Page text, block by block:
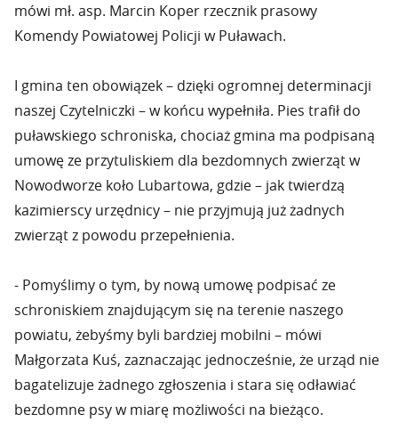
mówi mł. asp. Marcin Koper rzecznik prasowy
Komendy Powiatowej Policji w Puławach.
I gmina ten obowiązek – dzięki ogromnej determinacji
naszej Czytelniczki – w końcu wypełniła. Pies trafił do
puławskiego schroniska, chociaż gmina ma podpisaną
umowę ze przytuliskiem dla bezdomnych zwierząt w
Nowodworze koło Lubartowa, gdzie – jak twierdzą
kazimierscy urzędnicy – nie przyjmują już żadnych
zwierząt z powodu przepełnienia.
- Pomyślimy o tym, by nową umowę podpisać ze
schroniskiem znajdującym się na terenie naszego
powiatu, żebyśmy byli bardziej mobilni – mówi
Małgorzata Kuś, zaznaczając jednocześnie, że urząd nie
bagatelizuje żadnego zgłoszenia i stara się odławiać
bezdomne psy w miarę możliwości na bieżąco.